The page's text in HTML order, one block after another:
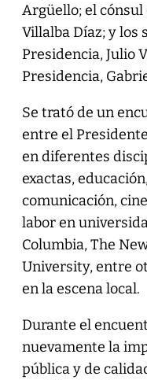
Argüello; el cónsul
Villalba Díaz; y los
Presidencia, Julio
Presidencia,
Se trató de un
entre el
en diferentes
exactas,
comunicación,
labor en
Columbia, The
University, entre
en la escena local.
Durante el
nuevamente la
pública y de